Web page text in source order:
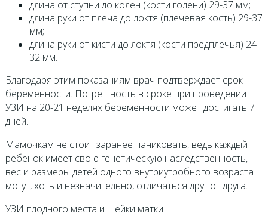
длина от ступни до колен (кости голени) 29-37 мм;
длина руки от плеча до локтя (плечевая кость) 29-37
мм;
длина руки от кисти до локтя (кости предплечья) 24-
32 мм.
Благодаря этим показаниям врач подтверждает срок
беременности. Погрешность в сроке при проведении
УЗИ на 20-21 неделях беременности может достигать 7
дней.
Мамочкам не стоит заранее паниковать, ведь каждый
ребенок имеет свою генетическую наследственность,
вес и размеры детей одного внутриутробного возраста
могут, хоть и незначительно, отличаться друг от друга.
УЗИ плодного места и шейки матки